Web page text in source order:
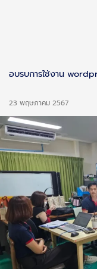
อบรบการใช้งาน
23 พฤษภาคม 2567